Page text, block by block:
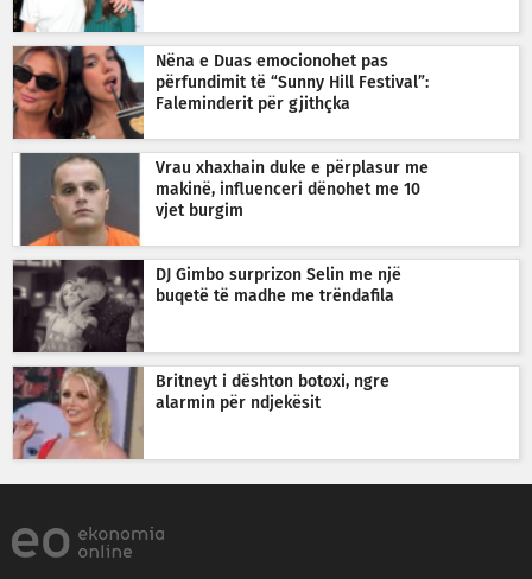
Nëna e Duas emocionohet pas
përfundimit të “Sunny Hill Festival”:
Faleminderit për gjithçka
Vrau xhaxhain duke e përplasur me
makinë, influenceri dënohet me 10
vjet burgim
DJ Gimbo surprizon Selin me një
buqetë të madhe me trëndafila
Britneyt i dështon botoxi, ngre
alarmin për ndjekësit